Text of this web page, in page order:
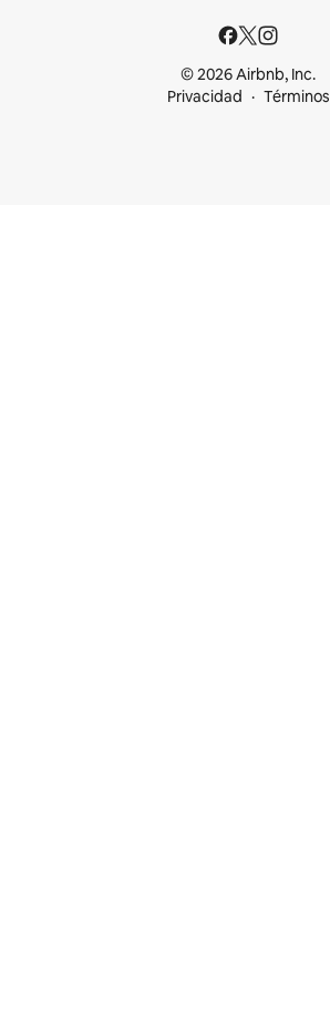
© 2026 Airbnb, Inc.
Privacidad
Términos